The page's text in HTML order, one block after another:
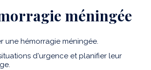
méningée
une hémorragie méningée.
d'urgence et planifier leur